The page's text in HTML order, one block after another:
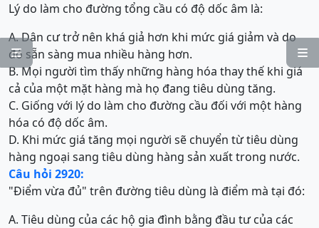


Lý do làm cho đường tổng cầu có độ dốc âm là:
A. Dân cư trở nên khá giả hơn khi mức giá giảm và do
đó sẵn sàng mua nhiều hàng hơn.
B. Mọi người tìm thấy những hàng hóa thay thế khi giá
cả của một mặt hàng mà họ đang tiêu dùng tăng.
C. Giống với lý do làm cho đường cầu đối với một hàng
hóa có độ dốc âm.
D. Khi mức giá tăng mọi người sẽ chuyển từ tiêu dùng
hàng ngoại sang tiêu dùng hàng sản xuất trong nước.
Câu hỏi 2920:
"Điểm vừa đủ" trên đường tiêu dùng là điểm mà tại đó:
A. Tiêu dùng của các hộ gia đình bằng đầu tư của các